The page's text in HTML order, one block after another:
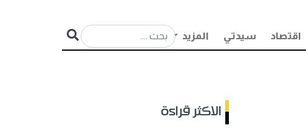
اقتصاد سيدتي المزيد
الاكثر قراءة